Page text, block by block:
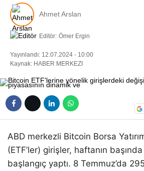
Ahmet Arslan
Editör: Ömer Ergin
Yayınlandı: 12.07.2024 - 10:00
Kaynak: HABER MERKEZI
ABD merkezli Bitcoin Borsa
(ETF’ler) girişler, haftanın
başlangıç yaptı. 8 Temmuz’da